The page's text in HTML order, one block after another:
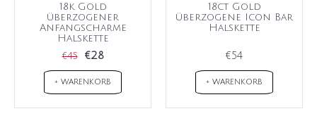
18k Gold
überzogener
Anfangscharme
Halskette
€45 €28
+ WARENKORB
18ct Gold
überzogene Icon Bar
Halskette
€54
+ WARENKORB